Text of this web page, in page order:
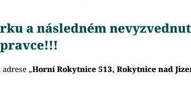
a následném
„Horní Rokytnice 513, Rokytnice nad